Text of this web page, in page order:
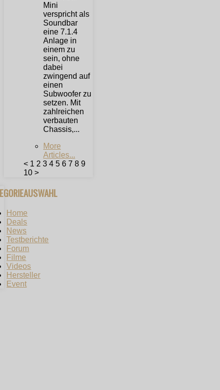
Mini
verspricht als
Soundbar
eine 7.1.4
Anlage in
einem zu
sein, ohne
dabei
zwingend auf
einen
Subwoofer zu
setzen. Mit
zahlreichen
verbauten
Chassis,...
More
Articles...
< 1 2 3 4 5 6 7 8 9
10 >
Home
Deals
News
Testberichte
Forum
Filme
Videos
Hersteller
Event